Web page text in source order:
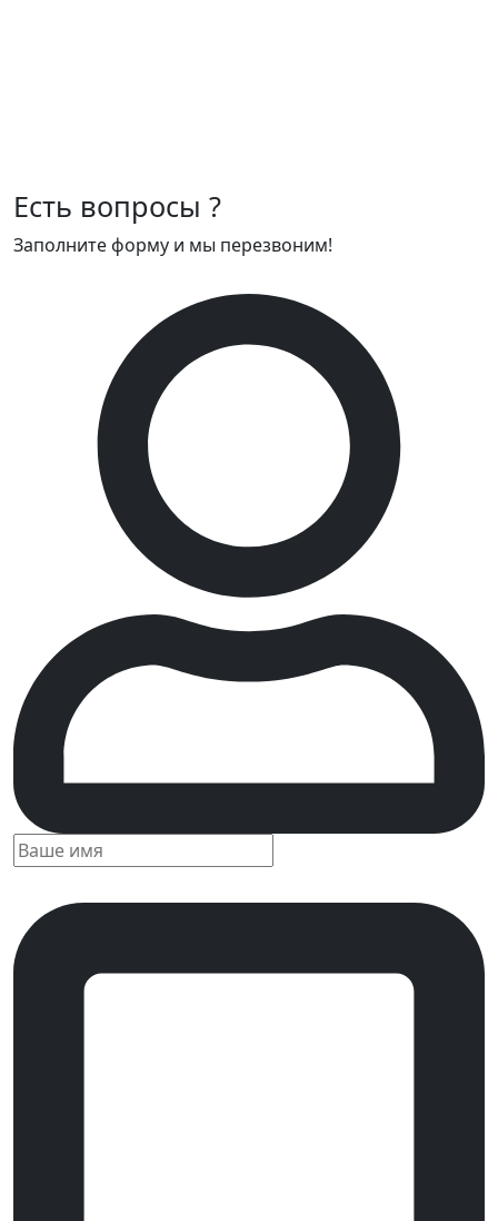
Есть вопросы ?
Заполните форму и мы перезвоним!